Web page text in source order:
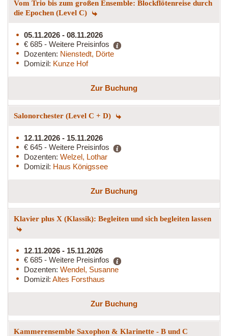
Vom Trio bis zum großen Ensemble: Blockflötenreise durch
die Epochen (Level C)
05.11.2026 - 08.11.2026
€ 685 - Weitere Preisinfos
Dozenten: Nienstedt, Dörte
Domizil: Kunze Hof
Zur Buchung
Salonorchester (Level C + D)
12.11.2026 - 15.11.2026
€ 645 - Weitere Preisinfos
Dozenten: Welzel, Lothar
Domizil: Haus Königssee
Zur Buchung
Klavier plus X (Klassik): Begleiten und sich begleiten lassen
12.11.2026 - 15.11.2026
€ 685 - Weitere Preisinfos
Dozenten: Wendel, Susanne
Domizil: Altes Forsthaus
Zur Buchung
Kammerensemble Saxophon & Klarinette - B und C